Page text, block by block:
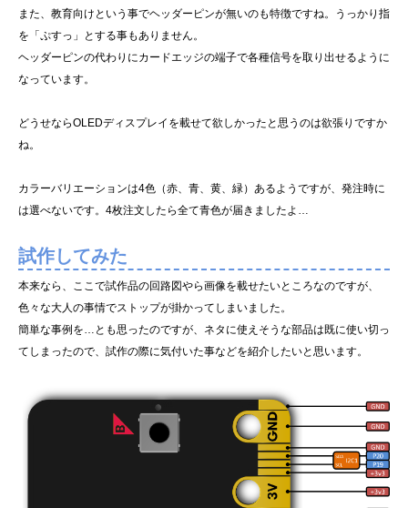
また、教育向けという事でヘッダーピンが無いのも特徴ですね。うっかり指
を「ぷすっ」とする事もありません。
ヘッダーピンの代わりにカードエッジの端子で各種信号を取り出せるように
なっています。
どうせならOLEDディスプレイを載せて欲しかったと思うのは欲張りですか
ね。
カラーバリエーションは4色（赤、青、黄、緑）あるようですが、発注時に
は選べないです。4枚注文したら全て青色が届きましたよ…
試作してみた
本来なら、ここで試作品の回路図やら画像を載せたいところなのですが、
色々な大人の事情でストップが掛かってしまいました。
簡単な事例を…とも思ったのですが、ネタに使えそうな部品は既に使い切っ
てしまったので、試作の際に気付いた事などを紹介したいと思います。